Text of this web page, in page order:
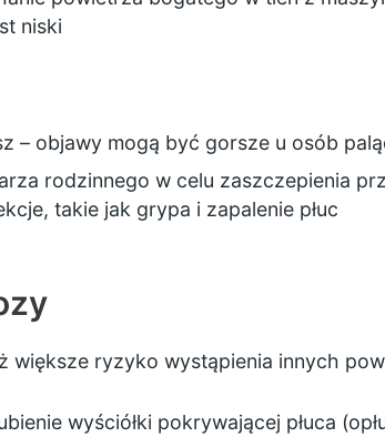
niski
– objawy mogą być gorsze u osób
rodzinnego w celu zaszczepienia
takie jak grypa i zapalenie płuc
większe ryzyko wystąpienia innych
wyściółki pokrywającej płuca